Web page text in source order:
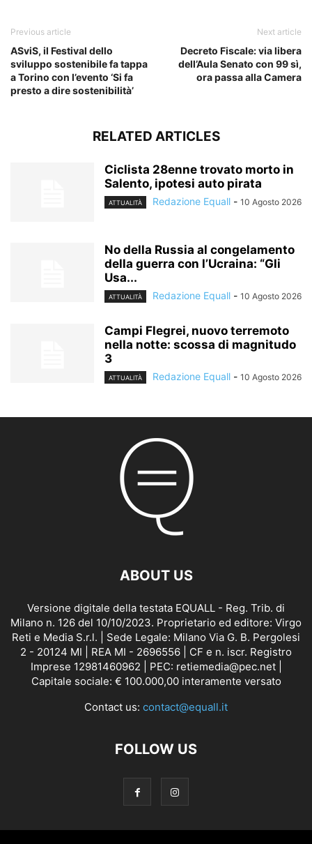
Previous article
ASviS, il Festival dello
sviluppo sostenibile fa tappa
a Torino con l’evento ‘Si fa
presto a dire sostenibilità’
Next article
Decreto Fiscale: via libera
dell’Aula Senato con 99 sì,
ora passa alla Camera
RELATED ARTICLES
Ciclista 28enne trovato morto in
Salento, ipotesi auto pirata
ATTUALITÀ Redazione Equall - 10 Agosto 2026
No della Russia al congelamento
della guerra con l’Ucraina: “Gli
Usa...
ATTUALITÀ Redazione Equall - 10 Agosto 2026
Campi Flegrei, nuovo terremoto
nella notte: scossa di magnitudo
3
ATTUALITÀ Redazione Equall - 10 Agosto 2026
ABOUT US
Versione digitale della testata EQUALL - Reg. Trib. di
Milano n. 126 del 10/10/2023. Proprietario ed editore: Virgo
Reti e Media S.r.l. | Sede Legale: Milano Via G. B. Pergolesi
2 - 20124 MI | REA MI - 2696556 | CF e n. iscr. Registro
Imprese 12981460962 | PEC: retiemedia@pec.net |
Capitale sociale: € 100.000,00 interamente versato
Contact us: contact@equall.it
FOLLOW US